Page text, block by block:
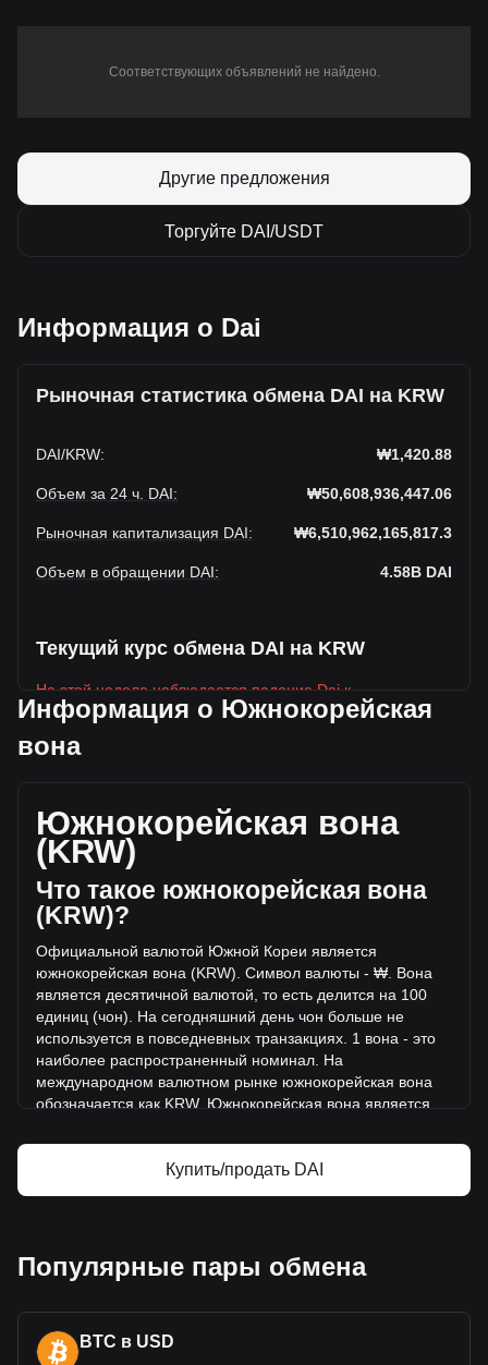
Соответствующих объявлений не найдено.
Другие предложения
Торгуйте DAI/USDT
Информация о Dai
Рыночная статистика обмена DAI на KRW
DAI/KRW: ₩1,420.88
Объем за 24 ч. DAI: ₩50,608,936,447.06
Рыночная капитализация DAI: ₩6,510,962,165,817.3
Объем в обращении DAI: 4.58B DAI
Текущий курс обмена DAI на KRW
На этой неделе наблюдается падение Dai к
Южнокорейская вона
Текущая рыночная цена Dai составляет ₩1,420.88 за
₩6,510,962,165,817.3 KRW. Объем торгов упал на Dai%
(₩5,409,512,283.34 KRW) за последние 24 часа, а объем
торгов +11.97 составил ₩45,199,424,163.72 было
продано за тот же период.
Дополнительная информация о Dai на
Bitget
Цена Dai
Прогноз курса Dai
Что такое Dai (DAI)
Dai — калькулятор прибыли
Информация о Южнокорейская
вона
Южнокорейская вона
(KRW)
Что такое южнокорейская вона
(KRW)?
Официальной валютой Южной Кореи является
южнокорейская вона (KRW). Символ валюты - ₩. Вона
является десятичной валютой, то есть делится на 100
единиц (чон). На сегодняшний день чон больше не
используется в повседневных транзакциях. 1 вона - это
наиболее распространенный номинал. На
международном валютном рынке южнокорейская вона
обозначается как KRW. Южнокорейская вона является
Корее и используется для всех операций внутри страны.
Южнокорейская вона выпускается Банком Кореи,
который также является центральным банком Южной
чеканка монет и печать банкнот осуществляются
бумаг - государственным предприятием, которое также
занимается изготовлением различных государственных
документов и ценных бумаг.
Купить/продать DAI
Популярные пары обмена
BTC в USD